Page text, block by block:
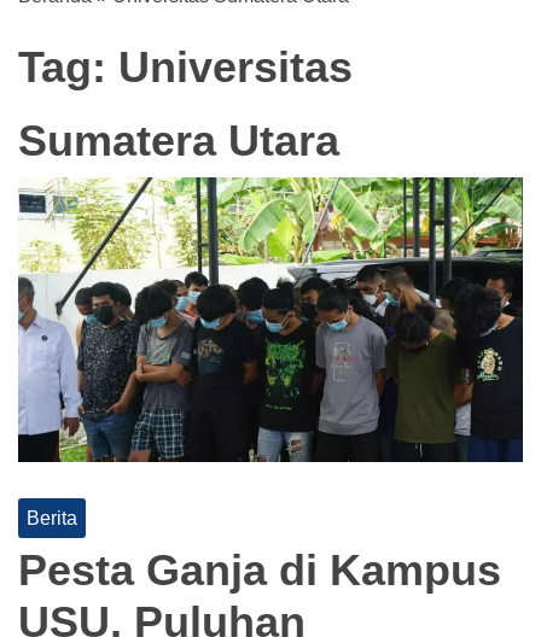
Tag: Universitas
Sumatera Utara
Berita
Pesta Ganja di Kampus
USU, Puluhan